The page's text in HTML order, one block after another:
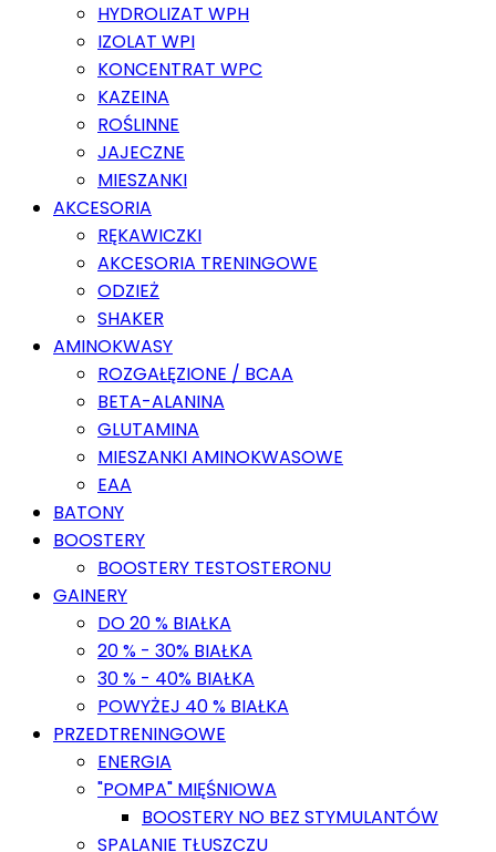
HYDROLIZAT WPH
IZOLAT WPI
KONCENTRAT WPC
KAZEINA
ROŚLINNE
JAJECZNE
MIESZANKI
AKCESORIA
RĘKAWICZKI
AKCESORIA TRENINGOWE
ODZIEŻ
SHAKER
AMINOKWASY
ROZGAŁĘZIONE / BCAA
BETA-ALANINA
GLUTAMINA
MIESZANKI AMINOKWASOWE
EAA
BATONY
BOOSTERY
BOOSTERY TESTOSTERONU
GAINERY
DO 20 % BIAŁKA
20 % - 30% BIAŁKA
30 % - 40% BIAŁKA
POWYŻEJ 40 % BIAŁKA
PRZEDTRENINGOWE
ENERGIA
"POMPA" MIĘŚNIOWA
BOOSTERY NO BEZ STYMULANTÓW
SPALANIE TŁUSZCZU